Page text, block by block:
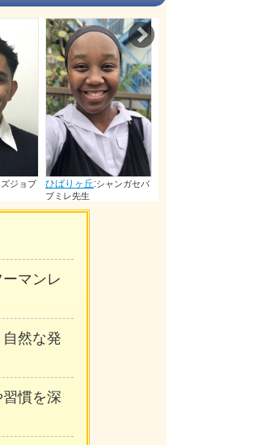
ンガセバ ひばりヶ丘:ハッサンルー
ク先生
マンレ
然な発
慣を深